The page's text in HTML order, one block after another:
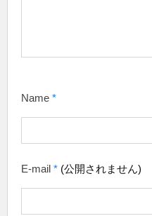
Name *
E-mail * (公開されません)